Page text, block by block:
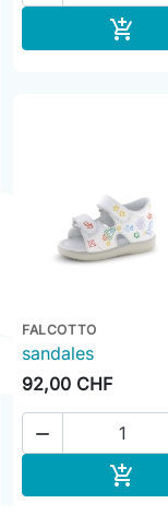

FALCOTTO
sandales
92,00 CHF

